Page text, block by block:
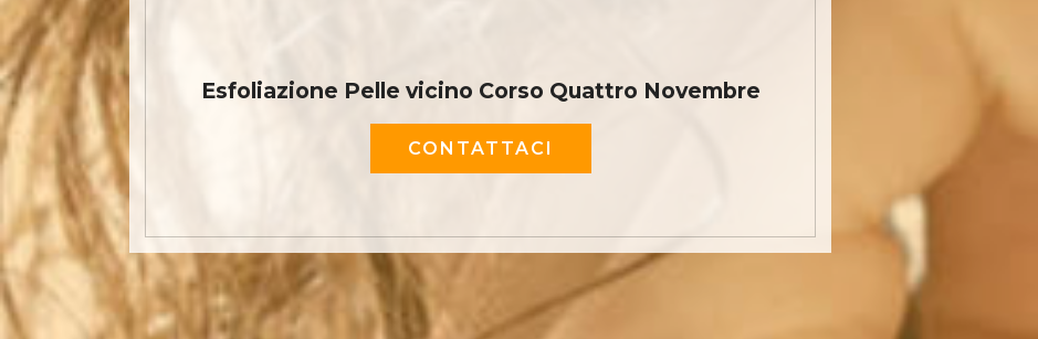
Esfoliazione Pelle vicino Corso Quattro Novembre
CONTATTACI